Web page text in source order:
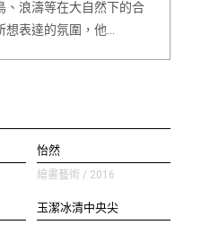
、浪濤等在大自然下的合
表達的氛圍，他…
怡然
繪畫藝術 / 2016
玉潔冰清中央尖